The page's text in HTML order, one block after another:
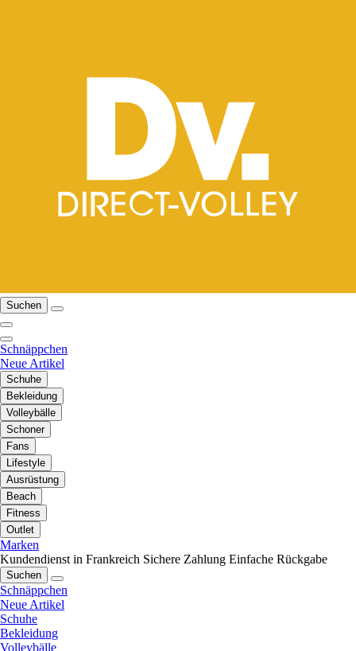
Suchen
Schnäppchen
Neue Artikel
Schuhe
Bekleidung
Volleybälle
Schoner
Fans
Lifestyle
Ausrüstung
Beach
Fitness
Outlet
Marken
Kundendienst in Frankreich Sichere Zahlung Einfache Rückgabe
Suchen
Schnäppchen
Neue Artikel
Schuhe
Bekleidung
Volleybälle